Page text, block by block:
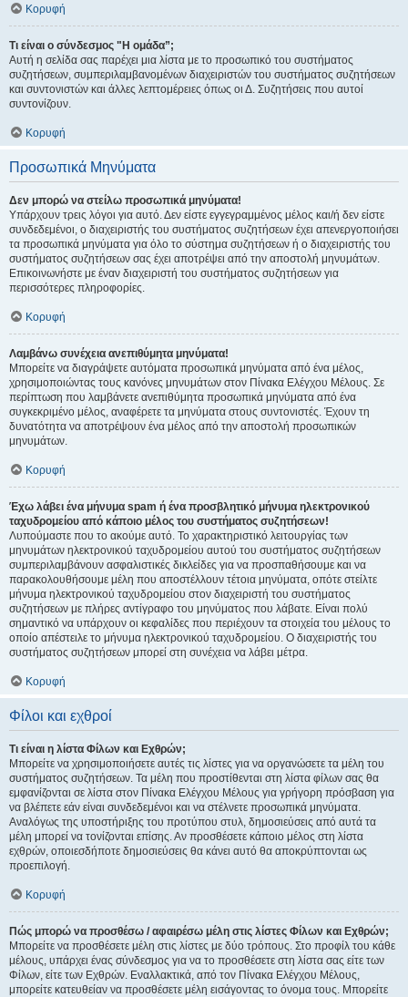
Κορυφή
Τι είναι ο σύνδεσμος "Η ομάδα”;
Αυτή η σελίδα σας παρέχει μια λίστα με το προσωπικό του συστήματος
συζητήσεων, συμπεριλαμβανομένων διαχειριστών του συστήματος συζητήσεων
και συντονιστών και άλλες λεπτομέρειες όπως οι Δ. Συζητήσεις που αυτοί
συντονίζουν.
Κορυφή
Προσωπικά Μηνύματα
Δεν μπορώ να στείλω προσωπικά μηνύματα!
Υπάρχουν τρεις λόγοι για αυτό. Δεν είστε εγγεγραμμένος μέλος και/ή δεν είστε
συνδεδεμένοι, ο διαχειριστής του συστήματος συζητήσεων έχει απενεργοποιήσει
τα προσωπικά μηνύματα για όλο το σύστημα συζητήσεων ή ο διαχειριστής του
συστήματος συζητήσεων σας έχει αποτρέψει από την αποστολή μηνυμάτων.
Επικοινωνήστε με έναν διαχειριστή του συστήματος συζητήσεων για
περισσότερες πληροφορίες.
Κορυφή
Λαμβάνω συνέχεια ανεπιθύμητα μηνύματα!
Μπορείτε να διαγράψετε αυτόματα προσωπικά μηνύματα από ένα μέλος,
χρησιμοποιώντας τους κανόνες μηνυμάτων στον Πίνακα Ελέγχου Μέλους. Σε
περίπτωση που λαμβάνετε ανεπιθύμητα προσωπικά μηνύματα από ένα
συγκεκριμένο μέλος, αναφέρετε τα μηνύματα στους συντονιστές. Έχουν τη
δυνατότητα να αποτρέψουν ένα μέλος από την αποστολή προσωπικών
μηνυμάτων.
Κορυφή
Έχω λάβει ένα μήνυμα spam ή ένα προσβλητικό μήνυμα ηλεκτρονικού
ταχυδρομείου από κάποιο μέλος του συστήματος συζητήσεων!
Λυπούμαστε που το ακούμε αυτό. Το χαρακτηριστικό λειτουργίας των
μηνυμάτων ηλεκτρονικού ταχυδρομείου αυτού του συστήματος συζητήσεων
συμπεριλαμβάνουν ασφαλιστικές δικλείδες για να προσπαθήσουμε και να
παρακολουθήσουμε μέλη που αποστέλλουν τέτοια μηνύματα, οπότε στείλτε
μήνυμα ηλεκτρονικού ταχυδρομείου στον διαχειριστή του συστήματος
συζητήσεων με πλήρες αντίγραφο του μηνύματος που λάβατε. Είναι πολύ
σημαντικό να υπάρχουν οι κεφαλίδες που περιέχουν τα στοιχεία του μέλους το
οποίο απέστειλε το μήνυμα ηλεκτρονικού ταχυδρομείου. Ο διαχειριστής του
συστήματος συζητήσεων μπορεί στη συνέχεια να λάβει μέτρα.
Κορυφή
Φίλοι και εχθροί
Τι είναι η λίστα Φίλων και Εχθρών;
Μπορείτε να χρησιμοποιήσετε αυτές τις λίστες για να οργανώσετε τα μέλη του
συστήματος συζητήσεων. Τα μέλη που προστίθενται στη λίστα φίλων σας θα
εμφανίζονται σε λίστα στον Πίνακα Ελέγχου Μέλους για γρήγορη πρόσβαση για
να βλέπετε εάν είναι συνδεδεμένοι και να στέλνετε προσωπικά μηνύματα.
Αναλόγως της υποστήριξης του προτύπου στυλ, δημοσιεύσεις από αυτά τα
μέλη μπορεί να τονίζονται επίσης. Αν προσθέσετε κάποιο μέλος στη λίστα
εχθρών, οποιεσδήποτε δημοσιεύσεις θα κάνει αυτό θα αποκρύπτονται ως
προεπιλογή.
Κορυφή
Πώς μπορώ να προσθέσω / αφαιρέσω μέλη στις λίστες Φίλων και Εχθρών;
Μπορείτε να προσθέσετε μέλη στις λίστες με δύο τρόπους. Στο προφίλ του κάθε
μέλους, υπάρχει ένας σύνδεσμος για να το προσθέσετε στη λίστα σας είτε των
Φίλων, είτε των Εχθρών. Εναλλακτικά, από τον Πίνακα Ελέγχου Μέλους,
μπορείτε κατευθείαν να προσθέσετε μέλη εισάγοντας το όνομα τους. Μπορείτε